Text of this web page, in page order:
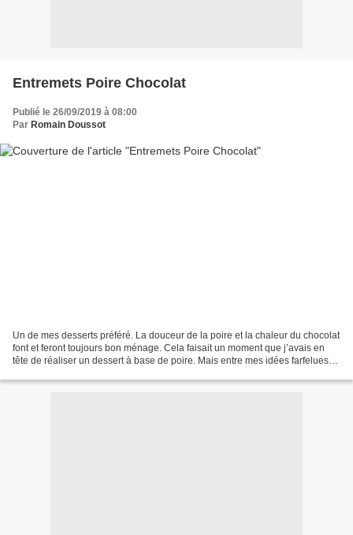
Entremets Poire Chocolat
Publié le 26/09/2019 à 08:00
Par Romain Doussot
Un de mes desserts préféré. La douceur de la poire et la chaleur du chocolat
font et feront toujours bon ménage. Cela faisait un moment que j’avais en
tête de réaliser un dessert à base de poire. Mais entre mes idées farfelues